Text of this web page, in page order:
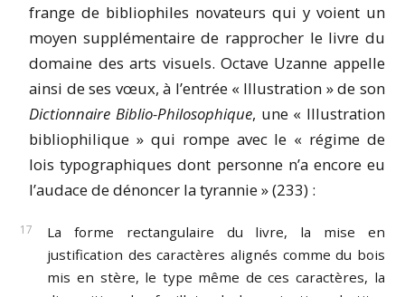
frange de bibliophiles novateurs qui y voient un
moyen supplémentaire de rapprocher le livre du
domaine des arts visuels. Octave Uzanne appelle
ainsi de ses vœux, à l’entrée « Illustration » de son
Dictionnaire Biblio-Philosophique, une « Illustration
bibliophilique » qui rompe avec le « régime de
lois typographiques dont personne n’a encore eu
l’audace de dénoncer la tyrannie » (233) :
La forme rectangulaire du livre, la mise en
justification des caractères alignés comme du bois
mis en stère, le type même de ces caractères, la